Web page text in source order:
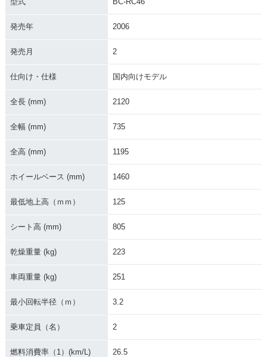
発売年 2006
発売月 2
仕向け・仕様 国内向けモデル
全長 (mm) 2120
全幅 (mm) 735
全高 (mm) 1195
ホイールベース (mm) 1460
最低地上高（ｍｍ） 125
シート高 (mm) 805
乾燥重量 (kg) 223
車両重量 (kg) 251
最小回転半径（ｍ） 3.2
乗車定員（名） 2
燃料消費率（1）(km/L) 26.5